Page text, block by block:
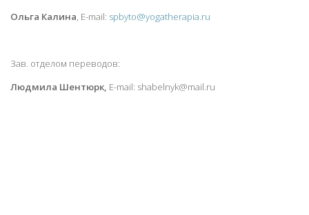
Программа 2016
Программа 2014
Программа 2013
Ольга Калина, E-mail: spbyto@yogatherapia.ru
Зав. отделом переводов:
Людмила Шентюрк, E-mail: shabelnyk@mail.ru